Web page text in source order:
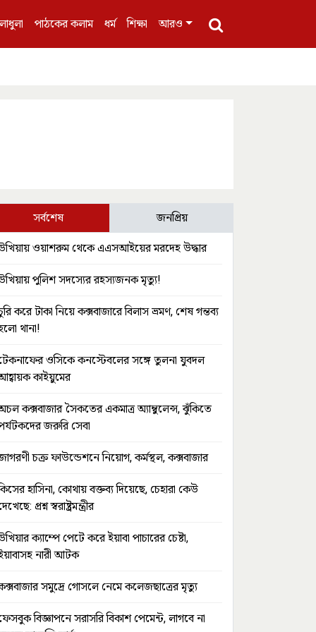
পাঠকের কলাম ধর্ম শিক্ষা আরও
সর্বশেষ জনপ্রিয়
ওয়াশরুম থেকে এএসআইয়ের মরদেহ উদ্ধার
পুলিশ সদস্যের রহস্যজনক মৃত্যু!
করে টাকা নিয়ে কক্সবাজারে বিলাস ভ্রমণ, শেষ গন্তব্য
থানা!
ওসিকে কনস্টেবলের সঙ্গে তুলনা যুবদল
কাইয়ুমের
কক্সবাজার সৈকতের একমাত্র অ্যাম্বুলেন্স, ঝুঁকিতে
জরুরি সেবা
চক্র ফাউন্ডেশনে নিয়োগ, কর্মস্থল, কক্সবাজার
হাসিনা, কোথায় বক্তব্য দিয়েছে, চেহারা কেউ
প্রশ্ন স্বরাষ্ট্রমন্ত্রীর
ক্যাম্পে পেটে করে ইয়াবা পাচারের চেষ্টা,
নারী আটক
সমুদ্রে গোসলে নেমে কলেজছাত্রের মৃত্যু
বিজ্ঞাপনে সরাসরি বিকাশ পেমেন্ট, লাগবে না